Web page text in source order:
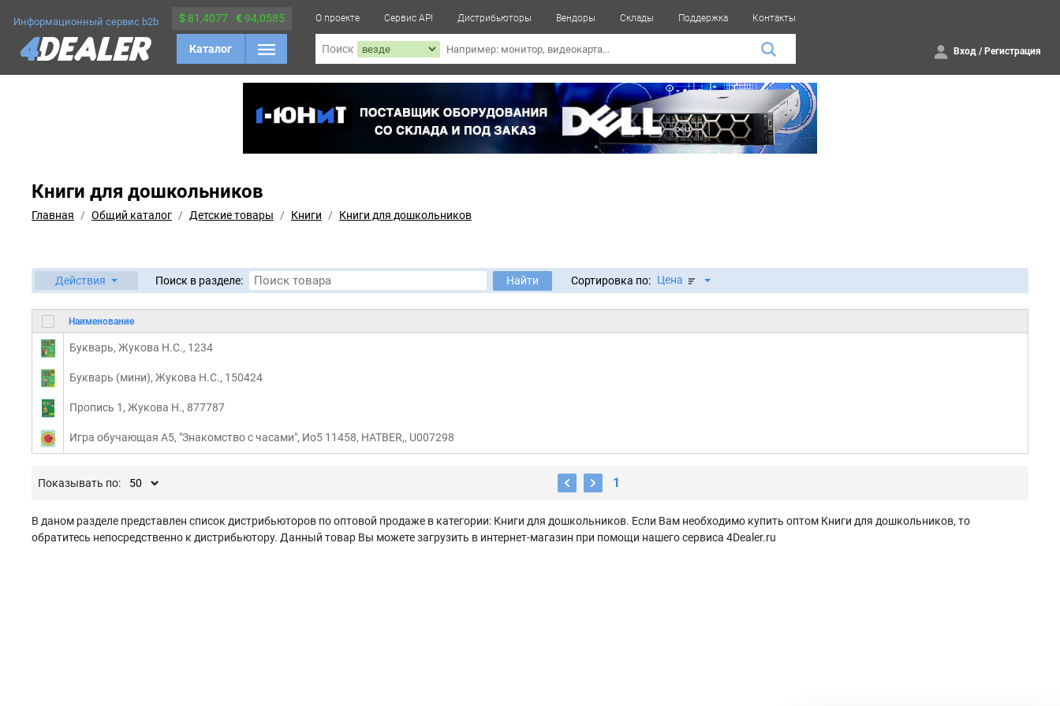
Информационный сервис b2b $ 81,4077 €94,0585
Каталог
О проекте Сервис API Дистрибьюторы Вендоры Склады Поддержка Контакты
Поиск Вход / Регистрация
Книги для дошкольников
Главная Общий каталог Детские товары Книги Книги для дошкольников
Действия Поиск в разделе: Найти Сортировка по: Цена
Наименование
Букварь, Жукова Н.С., 1234
Букварь (мини), Жукова Н.С., 150424
Пропись 1, Жукова Н., 877787
Игра обучающая А5, "Знакомство с часами", Ио5 11458, HATBER,, U007298
Показывать по: 1
В даном разделе представлен список дистрибьюторов по оптовой продаже в категории: Книги для дошкольников. Если Вам необходимо купить оптом Книги для дошкольников, то
обратитесь непосредственно к дистрибьютору. Данный товар Вы можете загрузить в интернет-магазин при помощи нашего сервиса 4Dealer.ru